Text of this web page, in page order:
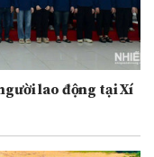
lao động tại Xí